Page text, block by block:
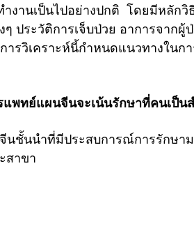
งานเป็นไปอย่างปกติ โดยมีหลักวิ
ๆ ประวัติการเจ็บป่วย อาการจาก
รวิเคราะห์นี้กำหนดแนวทางในก
แพทย์แผนจีนจะเน้นรักษาที่คนเป็น
นชั้นนำที่มีประสบการณ์การรักษา
สาขา